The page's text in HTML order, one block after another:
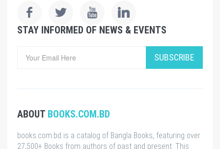
STAY INFORMED OF NEWS & EVENTS
SUBSCRIBE
ABOUT BOOKS.COM.BD
books.com.bd is a catalog of Bangla Books, featuring over
27,500+ Books from authors of past and present. This